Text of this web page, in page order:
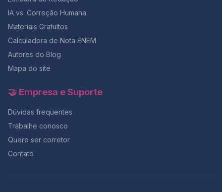
FIV por obstrução tubária. De acordo com os seus
conhecimento, quais estão corretas? a) Apenas I e III.
b) Apenas II e IV. c) Apenas I, II e III. d) Apenas II, III e IV.
e) I, II, III e IV. Você gostou desse post? Então, continue
mundo da redação e
IA vs. Correção Humana
Materiais Gratuitos
Calculadora de Nota ENEM
Autores do Blog
Mapa do site
🤝 Empresa e Suporte
Dúvidas frequentes
Trabalhe conosco
Quero ser corretor
Contato